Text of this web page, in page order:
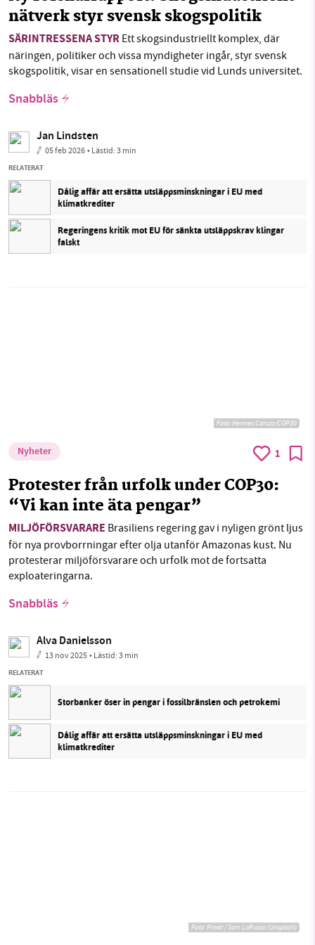
nätverk styr svensk skogspolitik
SÄRINTRESSENA STYR Ett skogsindustriellt komplex, där
näringen, politiker och vissa myndigheter ingår, styr svensk
skogspolitik, visar en sensationell studie vid Lunds universitet.
Snabbläs
Jan Lindsten
05 feb 2026• Lästid:3 min
RELATERAT
Dålig affär att ersätta utsläppsminskningar i EU med
klimatkrediter
Regeringens kritik mot EU för sänkta utsläppskrav klingar
falskt
Foto: Hermes Caruzo/COP30
Nyheter 1
Protester från urfolk under COP30:
“Vi kan inte äta pengar”
MILJÖFÖRSVARARE Brasiliens regering gav i nyligen grönt ljus
för nya provborrningar efter olja utanför Amazonas kust. Nu
protesterar miljöförsvarare och urfolk mot de fortsatta
exploateringarna.
Snabbläs
Alva Danielsson
13 nov 2025• Lästid:3 min
RELATERAT
Storbanker öser in pengar i fossilbränslen och petrokemi
Dålig affär att ersätta utsläppsminskningar i EU med
klimatkrediter
Foto:Privat / Sam LaRussa (Unsplash)